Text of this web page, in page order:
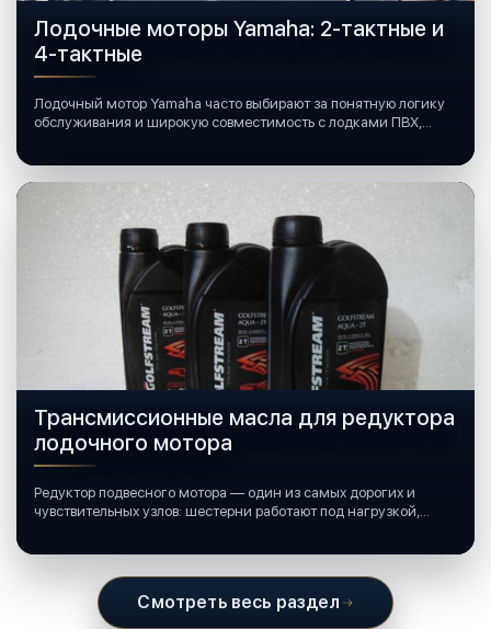
Лодочные моторы Yamaha: 2-тактные и
4-тактные
Лодочный мотор Yamaha часто выбирают за понятную логику
обслуживания и широкую совместимость с лодками ПВХ,
Трансмиссионные масла для редуктора
лодочного мотора
Редуктор подвесного мотора — один из самых дорогих и
чувствительных узлов: шестерни работают под нагрузкой,
Смотреть весь раздел